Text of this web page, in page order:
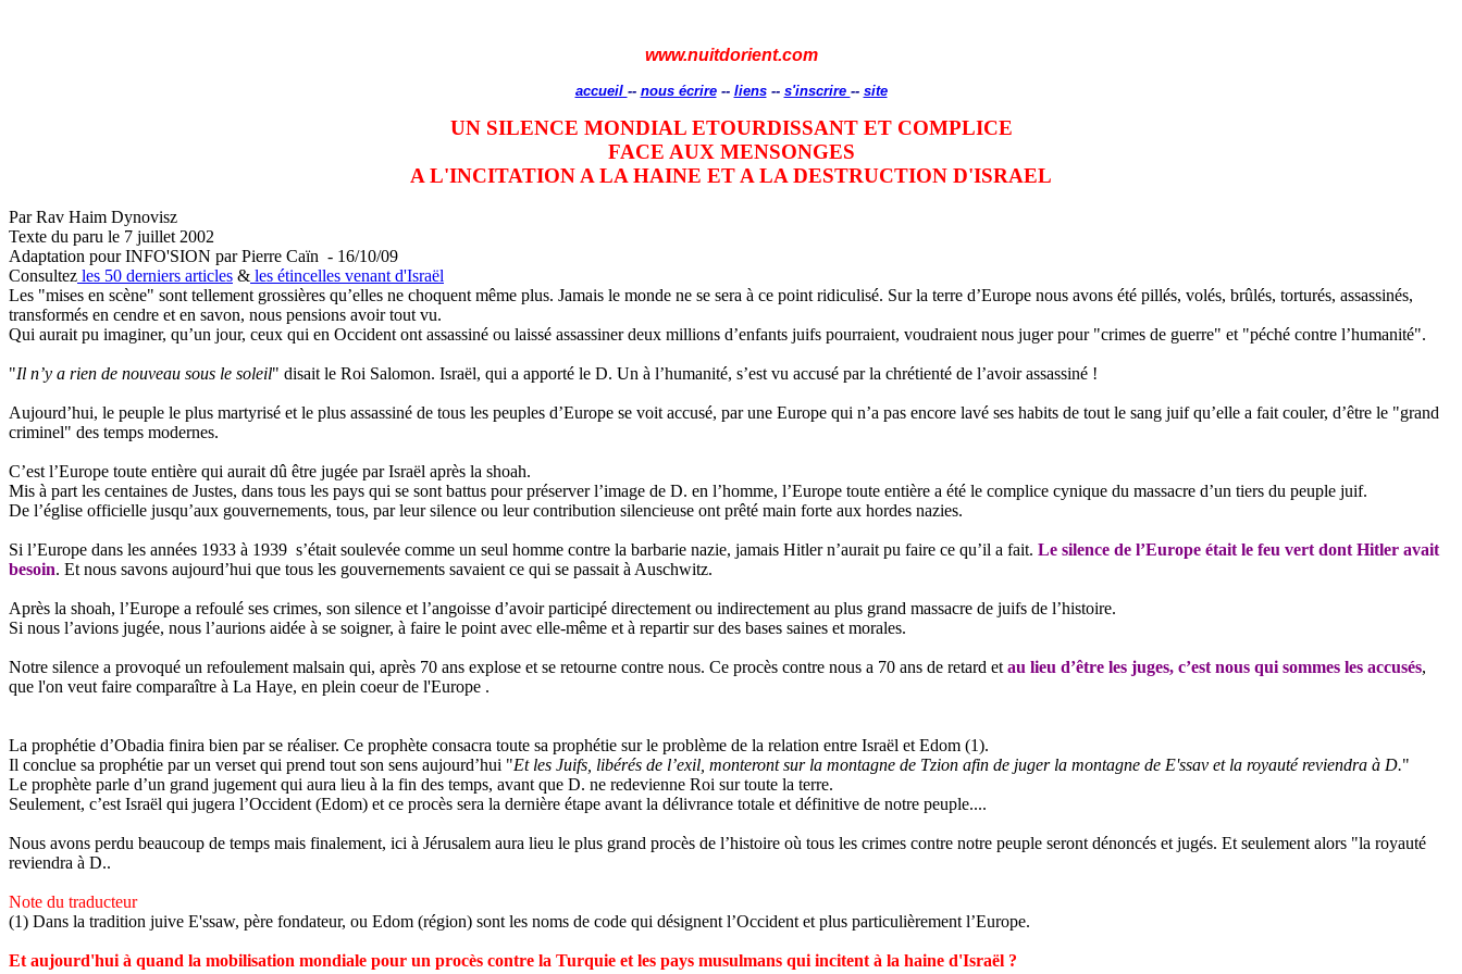
www.nuitdorient.com
accueil -- nous écrire-- liens-- s'inscrire -- site
UN SILENCE MONDIAL ETOURDISSANT ET COMPLICE
FACE AUX MENSONGES
A L'INCITATION A LA HAINE ET A LA DESTRUCTION D'ISRAEL
ParRav Haim Dynovisz
Texte du paru le 7 juillet 2002
Adaptation pour INFO'SION par Pierre Caïn - 16/10/09
Consultez les 50 derniers articles & les étincelles venant d'Israël
Les "mises en scène" sont tellement grossières qu’elles ne choquent même plus. Jamais le monde ne se sera à ce point ridiculisé. Sur la terre d’Europe nous avons été pillés, volés, brûlés, torturés, assassinés,
transformés en cendre et en savon, nous pensions avoir tout vu.
Qui aurait pu imaginer, qu’un jour, ceux qui en Occident ont assassiné ou laissé assassiner deux millions d’enfants juifs pourraient, voudraient nous juger pour "crimes de guerre" et "péché contre l’humanité".
"Il n’y a rien de nouveau sous le soleil" disait le Roi Salomon. Israël, qui a apporté le D. Un à l’humanité, s’est vu accusé par la chrétienté de l’avoir assassiné !
Aujourd’hui, le peuple le plus martyrisé et le plus assassiné de tous les peuples d’Europe se voit accusé, par une Europe qui n’a pas encore lavé ses habits de tout le sang juif qu’elle a fait couler, d’être le "grand
criminel" des temps modernes.
C’est l’Europe toute entière qui aurait dû être jugée par Israël après la shoah.
Mis à part les centaines de Justes, dans tous les pays qui se sont battus pour préserver l’image de D. en l’homme, l’Europe toute entière a été le complice cynique du massacre d’un tiers du peuple juif.
De l’église officielle jusqu’aux gouvernements, tous, par leur silence ou leur contribution silencieuse ont prêté main forte aux hordes nazies.
Si l’Europe dans les années 1933 à 1939 s’était soulevée comme un seul homme contre la barbarie nazie, jamais Hitler n’aurait pu faire ce qu’il a fait. Le silence de l’Europe était le feu vert dont Hitler avait
besoin. Et nous savons aujourd’hui que tous les gouvernements savaient ce qui se passait à Auschwitz.
Après la shoah, l’Europe a refoulé ses crimes, son silence et l’angoisse d’avoir participé directement ou indirectement au plus grand massacre de juifs de l’histoire.
Si nous l’avions jugée, nous l’aurions aidée à se soigner, à faire le point avec elle-même et à repartir sur des bases saines et morales.
Notre silence a provoqué un refoulement malsain qui, après 70 ans explose et se retourne contre nous. Ce procès contre nous a 70 ans de retard et au lieu d’être les juges, c’est nous qui sommes les accusés,
que l'on veut faire comparaître à La Haye, en plein coeurde l'Europe .
La prophétie d’Obadia finira bien par se réaliser. Ce prophète consacra toute sa prophétie sur le problème de la relation entre Israël et Edom (1).
Il conclue sa prophétie par un verset qui prend tout son sens aujourd’hui "Et les Juifs, libérés de l’exil, monteront sur la montagne de Tzion afin de juger la montagne de E'ssav et la royauté reviendra à D."
Le prophète parle d’un grand jugement qui aura lieu à la fin des temps, avant que D. ne redevienne Roi sur toute la terre.
Seulement, c’est Israël qui jugera l’Occident (Edom) et ce procès sera la dernière étape avant la délivrance totale et définitive de notre peuple....
Nous avons perdu beaucoup de temps mais finalement, ici à Jérusalem aura lieu le plus grand procès de l’histoire où tous les crimes contre notre peuple seront dénoncés et jugés. Et seulement alors "la royauté
reviendra à D..
Note du traducteur
(1) Dans la tradition juive E'ssaw, père fondateur, ou Edom (région) sont les noms de code qui désignent l’Occident et plus particulièrement l’Europe.
Et aujourd'hui à quand la mobilisation mondiale pour un procès contre la Turquie et les pays musulmans qui incitent à la haine d'Israël ?